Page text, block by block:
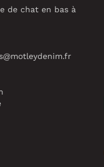
de chat en bas à